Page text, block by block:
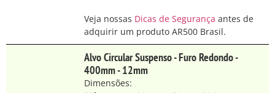
Veja nossas Dicas de Segurança antes de
adquirir um produto AR500 Brasil.
Alvo Circular Suspenso - Furo Redondo -
400mm - 12mm
Dimensões: